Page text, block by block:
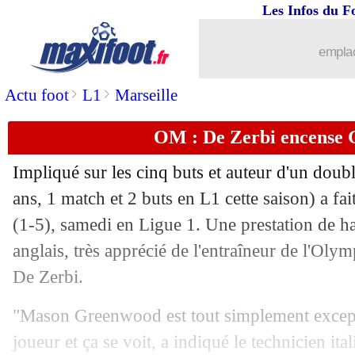
Actu foot> L1 > Marseille
Les Infos du
OM : De Zerbi encense
Impliqué sur les cinq buts et auteur d'un
ans, 1 match et 2 buts en L1 cette saison) a
(1-5), samedi en Ligue 1. Une prestation de
anglais, très apprécié de l'entraîneur de
De Zerbi.
"Mason Greenwood est tout simplement
joueur et ça se voit, a indiqué le technicien
: Angers-Lens, les compos
18/08 PSG: Lookman non convoqué par
18/08 Arsenal: Mikel Merino, c'est
18/08 Rennes: Assignon à un pas de la
18/08 Lille : Angel Gomes donne de ses
18/08 L1
: Chiesa vers Chelsea ?